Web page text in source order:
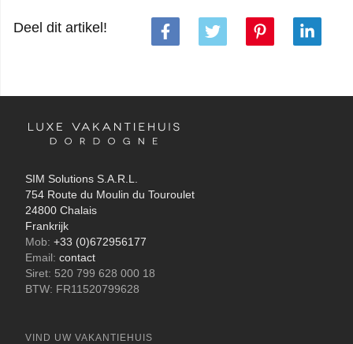
Deel dit artikel!
SIM Solutions S.A.R.L.
754 Route du Moulin du Touroulet
24800 Chalais
Frankrijk
Mob: +33 (0)672956177
Email: contact
Siret: 520 799 628 000 18
BTW: FR11520799628
VIND UW VAKANTIEHUIS